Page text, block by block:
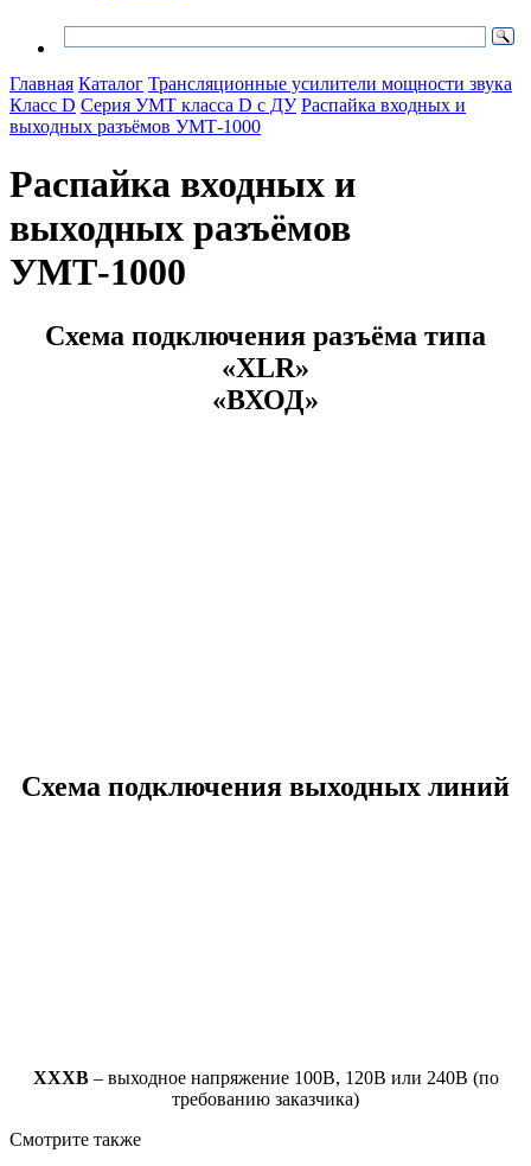
Главная Каталог Трансляционные усилители мощности звука
Класс D Серия УМТ класса D с ДУ Распайка входных и
выходных разъёмов УМТ-1000
Распайка входных и
выходных разъёмов
УМТ-1000
Схема подключения разъёма типа
«XLR»
«ВХОД»
Схема подключения выходных линий
ХХХВ– выходное напряжение 100В, 120В или 240В (по
требованию заказчика)
Смотрите также